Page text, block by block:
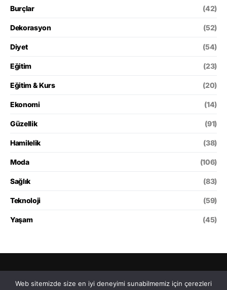
Burçlar (42)
Dekorasyon (52)
Diyet (54)
Eğitim (23)
Eğitim & Kurs (20)
Ekonomi (14)
Güzellik (91)
Hamilelik (38)
Moda (106)
Sağlık (83)
Teknoloji (59)
Yaşam (45)
Avantaj Sepeti
Web sitemizde size en iyi deneyimi sunabilmemiz için çerezleri